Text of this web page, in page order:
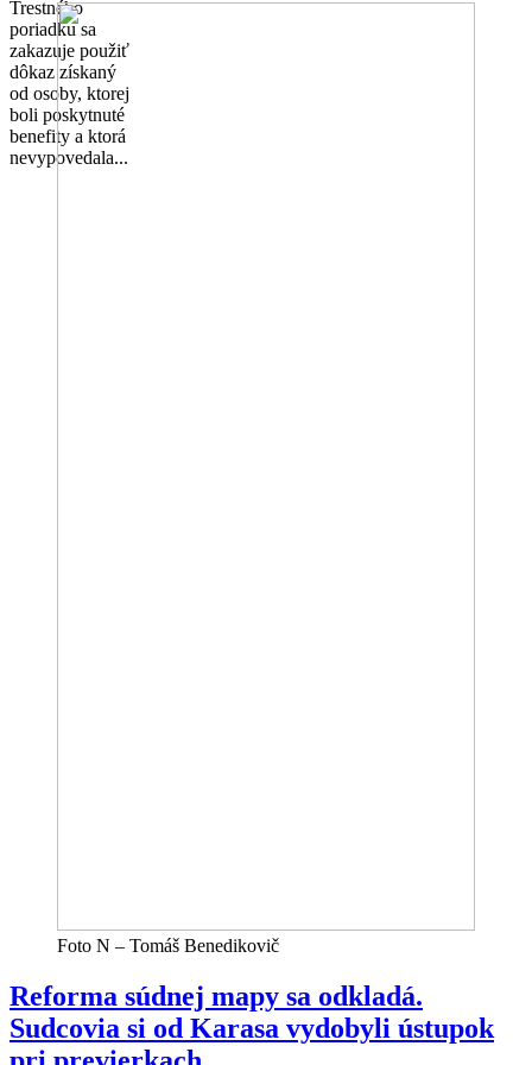
Trestného
poriadku sa
zakazuje použiť
dôkaz získaný
od osoby, ktorej
boli poskytnuté
benefity a ktorá
nevypovedala...
Foto N – Tomáš Benedikovič
Reforma súdnej mapy sa odkladá.
Sudcovia si od Karasa vydobyli ústupok